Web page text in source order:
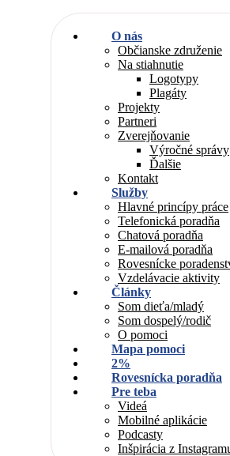
O nás
Občianske združenie
Na stiahnutie
Logotypy
Plagáty
Projekty
Partneri
Zverejňovanie
Výročné správy
Ďalšie
Kontakt
Služby
Hlavné princípy práce
Telefonická poradňa
Chatová poradňa
E-mailová poradňa
Rovesnícke
Vzdelávacie aktivity
Články
Som dieťa/mladý
Som dospelý/rodič
O pomoci
Mapa pomoci
2%
Rovesnícka poradňa
Pre teba
Videá
Mobilné aplikácie
Podcasty
Inšpirácia z